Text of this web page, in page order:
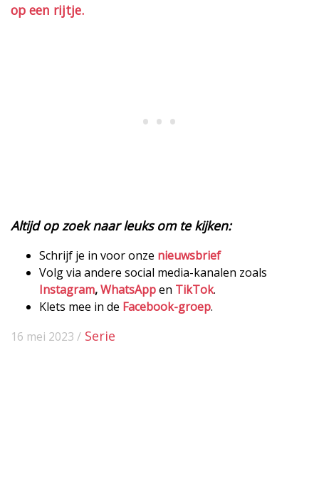
op een rijtje.
Altijd op zoek naar leuks om te kijken:
Schrijf je in voor onze nieuwsbrief
Volg via andere social media-kanalen zoals
Instagram,WhatsAppen TikTok.
Klets mee in de Facebook-groep.
16 mei 2023 / Serie